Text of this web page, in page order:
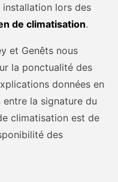
lors des
de climatisation.
et Genêts nous
la ponctualité des
données en
la signature du
climatisation est de
des